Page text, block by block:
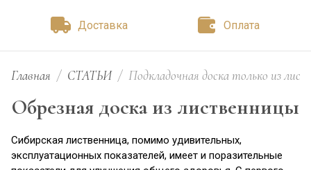
Доставка Оплата
Главная / СТАТЬИ / Подкладочная доска только из
Обрезная доска из лиственницы
Сибирская лиственница, помимо удивительных,
эксплуатационных показателей, имеет и поразительные